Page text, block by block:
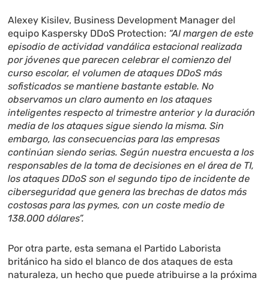
Alexey Kisilev, Business Development Manager del
equipo Kaspersky DDoS Protection: “Al margen de este
episodio de actividad vandálica estacional realizada
por jóvenes que parecen celebrar el comienzo del
curso escolar, el volumen de ataques DDoS más
sofisticados se mantiene bastante estable. No
observamos un claro aumento en los ataques
inteligentes respecto al trimestre anterior y la duración
media de los ataques sigue siendo la misma. Sin
embargo, las consecuencias para las empresas
continúan siendo serias. Según nuestra encuesta a los
responsables de la toma de decisiones en el área de TI,
los ataques DDoS son el segundo tipo de incidente de
ciberseguridad que genera las brechas de datos más
costosas para las pymes, con un coste medio de
138.000 dólares”.
Por otra parte, esta semana el Partido Laborista
británico ha sido el blanco de dos ataques de esta
naturaleza, un hecho que puede atribuirse a la próxima